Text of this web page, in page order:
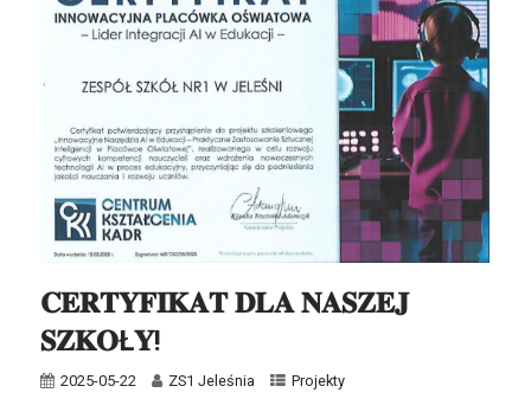
𝐂𝐄𝐑𝐓𝐘𝐅𝐈𝐊𝐀𝐓 𝐃𝐋𝐀 𝐍𝐀𝐒𝐙𝐄𝐉
𝐒𝐙𝐊𝐎Ł𝐘!
2025-05-22 ZS1 Jeleśnia Projekty